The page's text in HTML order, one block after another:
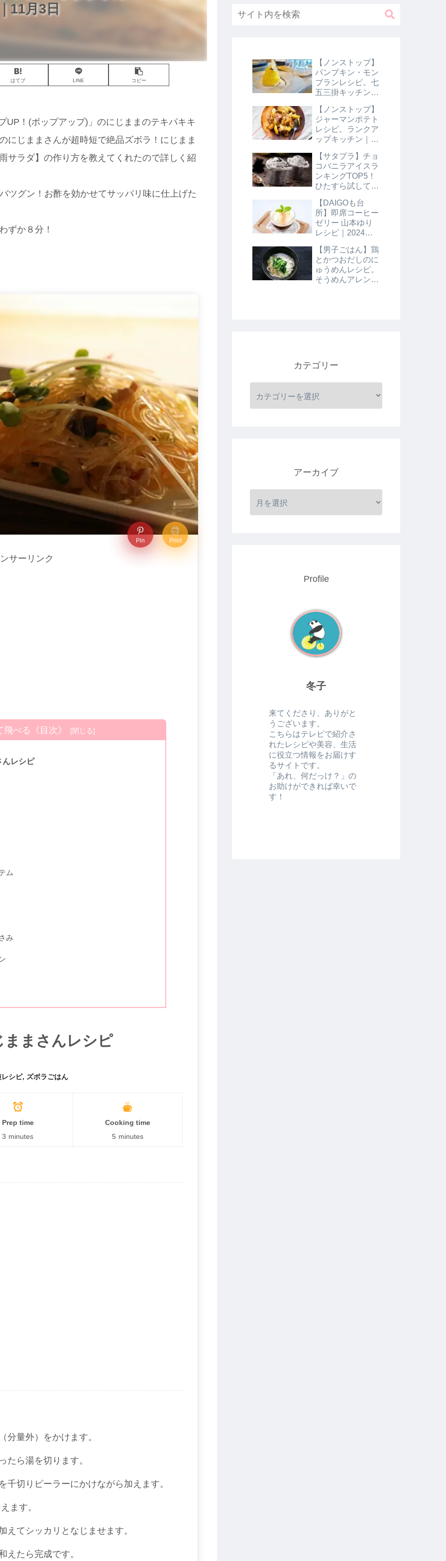
11月3日
はてブ LINE コピー
UP！(ポップアップ)」のにじままのテキパキキ
にじままさんが超時短で絶品ズボラ！にじまま
サラダ】の作り方を教えてくれたので詳しく紹
ツグン！お酢を効かせてサッパリ味に仕上げた
ずか８分！
Pin Print
サーリンク
べる《目次》
んレシピ
ム
み
ままさんレシピ
レシピ, ズボラごはん
Prep time
3 minutes
Cooking time
5 minutes
分量外）をかけます。
たら湯を切ります。
千切りピーラーにかけながら加えます。
ます。
えてシッカリとなじませます。
えたら完成です。
【ノンストップ】
パンプキン・モン
ブランレシピ。七
五三掛キッチン｜
【ノンストップ】
ジャーマンポテト
レシピ。ランクア
ップキッチン｜10
【サタプラ】チョ
コバニラアイスラ
ンキングTOP5！
ひたすら試してラ
日【サタデープラ
ス】
【DAIGOも台
所】即席コーヒー
ゼリー 山本ゆり
レシピ｜2024年8
【男子ごはん】鶏
とかつおだしのに
ゅうめんレシピ。
そうめんアレンジ
カテゴリー
アーカイブ
Profile
冬子
来てくださり、ありがと
うございます。
こちらはテレビで紹介さ
れたレシピや美容、生活
に役立つ情報をお届けす
るサイトです。
「あれ、何だっけ？」の
お助けができれば幸いで
す！